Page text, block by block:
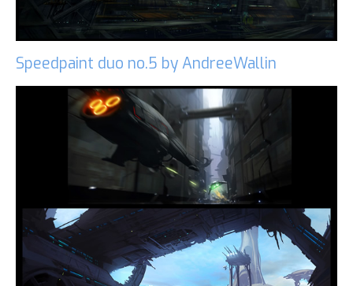
Speedpaint duo no.5 by AndreeWallin